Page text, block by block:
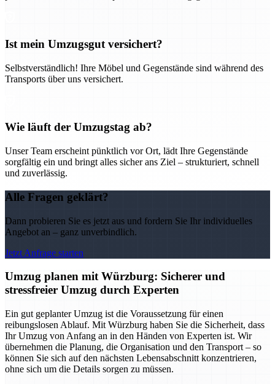
Ist mein Umzugsgut versichert?
Selbstverständlich! Ihre Möbel und Gegenstände sind während des
Transports über uns versichert.
Wie läuft der Umzugstag ab?
Unser Team erscheint pünktlich vor Ort, lädt Ihre Gegenstände
sorgfältig ein und bringt alles sicher ans Ziel – strukturiert, schnell
und zuverlässig.
Alle Fragen geklärt?
Dann probieren Sie es jetzt aus und fordern Sie Ihr individuelles
Angebot an – ganz unverbindlich.
Jetzt Anfrage starten
Umzug planen mit Würzburg: Sicherer und
stressfreier Umzug durch Experten
Ein gut geplanter Umzug ist die Voraussetzung für einen
reibungslosen Ablauf. Mit Würzburg haben Sie die Sicherheit, dass
Ihr Umzug von Anfang an in den Händen von Experten ist. Wir
übernehmen die Planung, die Organisation und den Transport – so
können Sie sich auf den nächsten Lebensabschnitt konzentrieren,
ohne sich um die Details sorgen zu müssen.